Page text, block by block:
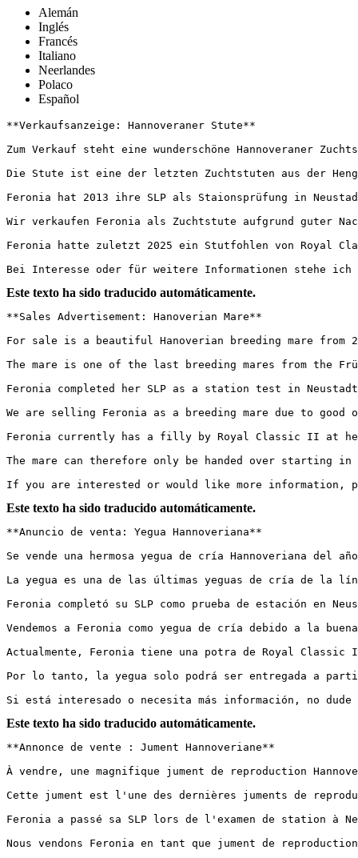
Alemán
Inglés
Francés
Italiano
Neerlandes
Polaco
Español
**Verkaufsanzeige: Hannoveraner Stute**
Zum Verkauf steht eine wunderschöne Hannoveraner
Die Stute ist eine der letzten Zuchtstuten aus der
Feronia hat 2013 ihre SLP als Staionsprüfung in
Wir verkaufen Feronia als Zuchtstute aufgrund guter
Feronia hatte zuletzt 2025 ein Stutfohlen von Royal
Bei Interesse oder für weitere Informationen stehe ich
Este texto ha sido traducido automáticamente.
**Sales Advertisement: Hanoverian Mare**
For sale is a beautiful Hanoverian breeding mare from
The mare is one of the last breeding mares from the
Feronia completed her SLP as a station test in
We are selling Feronia as a breeding mare due to
Feronia currently has a filly by Royal Classic II at
The mare can therefore only be handed over starting in
If you are interested or would like more information,
Este texto ha sido traducido automáticamente.
**Anuncio de venta: Yegua Hannoveriana**
Se vende una hermosa yegua de cría Hannoveriana del
La yegua es una de las últimas yeguas de cría de la
Feronia completó su SLP como prueba de estación en
Vendemos a Feronia como yegua de cría debido a la
Actualmente, Feronia tiene una potra de Royal
Por lo tanto, la yegua solo podrá ser entregada a
Si está interesado o necesita más información, no dude
Este texto ha sido traducido automáticamente.
**Annonce de vente : Jument Hannoveriane**
À vendre, une magnifique jument de reproduction
Cette jument est l'une des dernières juments de
Feronia a passé sa SLP lors de l'examen de station à
Nous vendons Feronia en tant que jument de